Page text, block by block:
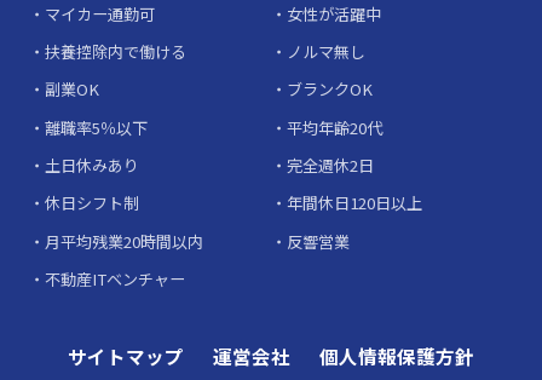
マイカー通勤可
女性が活躍中
扶養控除内で働ける
ノルマ無し
副業OK
ブランクOK
離職率5％以下
平均年齢20代
土日休みあり
完全週休2日
休日シフト制
年間休日120日以上
月平均残業20時間以内
反響営業
不動産ITベンチャー
サイトマップ 運営会社
個人情報保護方針